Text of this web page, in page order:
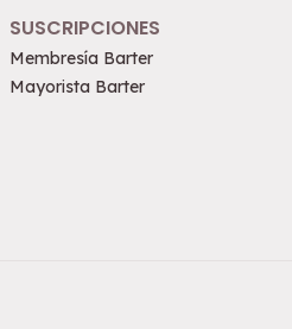
SUSCRIPCIONES
Membresía Barter
Mayorista Barter